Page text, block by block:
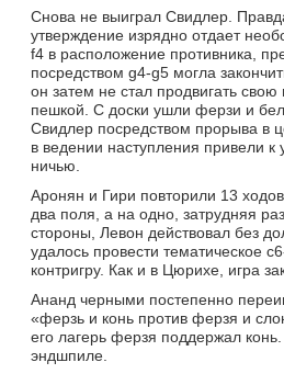
Снова не выиграл Свидлер.
утверждение изрядно отдает
f4 в расположение противника,
посредством g4-g5 могла
он затем не стал продвигать
пешкой. С доски ушли ферзи и
Свидлер посредством прорыва в
в ведении наступления привели
ничью.
Аронян и Гири повторили 13
два поля, а на одно, затрудняя
стороны, Левон действовал без
удалось провести тематическое
контригру. Как и в Цюрихе, игра
Ананд черными постепенно
«ферзь и конь против ферзя и
его лагерь ферзя поддержал
эндшпиле.